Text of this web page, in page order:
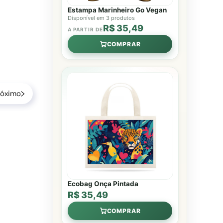
Estampa Marinheiro Go Vegan
Disponível em 3 produtos
A PARTIR DER$ 35,49
COMPRAR
Ecobag Onça Pintada
R$ 35,49
COMPRAR